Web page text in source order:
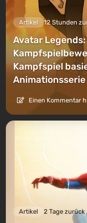
Artikel 12 Stunden
Avatar Legends:
Kampfspiel
Animationsserie
Einen Kommentar
Artikel 2 Tage zurück